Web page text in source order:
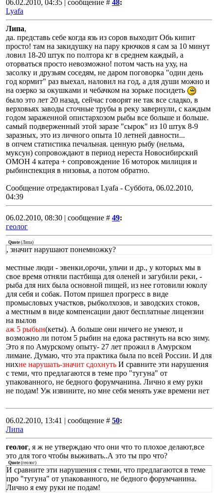
06.02.2010, 04:35 | сообщение # 48:
Lyafa
Липа,
да. представь себе когда язь из соров выходит Обь кипит
просто! там на закидушку на пару крючков я сам за 10 минут
ловил 18-20 штук по полтора кг в среднем каждый, а
оторваться просто невозможно! потом часть на уху, на
засолку и друзьям соседям, не даром поговорка "один день
год кормит" раз выехал, наловил на год, а для души можно и
на озерко за окушками и чебачком на зорьке посидеть
было это лет 20 назад, сейчас говорят не так все сладко, в
верховьях заводы сточные трубы в реку завернули, с каждым
годом зараженной опистархозом рыбы все больше и больше.
самый подверженный этой заразе "сырок" из 10 штук 8-9
заразных, это из личного опыта 10 летней давности...
в опчем статистика печальная. ценную рыбу (нельма,
муксун) сопровождают в период нереста Новосибирский
ОМОН 4 катера + сопровождение 16 моторок милиция и
рыбинспекция в низовья, а потом обратно.
Сообщение отредактировал Lyafa - Суббота, 06.02.2010,
04:39
06.02.2010, 08:30 | сообщение # 49:
геолог
Quote (Липа)
, значит нарушают понемножку?
местные люди - эвенки,орочи, ульчи и др., у которых мы в
свое время отняли пастбища для оленей и загубили реки, -
рыба для них была основной пищей, из нее готовили юколу
для себя и собак. Потом пришел прогресс в виде
промысловых участков, рыбколхозов, и заводских стоков,
а местным в виде компенсации дают бесплатные лицензии
на вылов
аж 5 рыбын(кеты). А больше они ничего не умеют, и
возможно ли потом 5 рыбин на едока растянуть на всю зиму.
Это я по Амурскому опыту- 27 лет прожил в Амурском
лимане. Думаю, что эта практика была по всей России. И для
нихне нарушать-значит сдохнуть И сравните эти нарушения
с теми, что предлагаются в теме про "тугуна" от
упакованного, не бедного форумчанина. Лично я ему руки
не подам! Уж извините, но мне себя менять уже времени нет
06.02.2010, 13:41 | сообщение # 50:
Липа
геолог, я ж не утверждаю что они что то плохое делают,все
это для того чтобы выживать..А это ты про что?
Quote (геолог)
И сравните эти нарушения с теми, что предлагаются в теме
про "тугуна" от упакованного, не бедного форумчанина.
Лично я ему руки не подам!